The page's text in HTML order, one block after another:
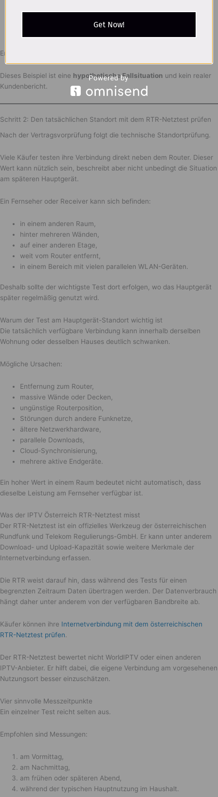
ob ein Gerätewechsel erlaubt ist,
ob Zusatzkosten entstehen,
Erst danach ist ein realistischer Planvergleich möglich.
Dieses Beispiel ist eine hypothetische Fallsituation und kein realer
Kundenbericht.
Schritt 2: Den tatsächlichen Standort mit dem RTR-Netztest prüfen
Nach der Vertragsvorprüfung folgt die technische Standortprüfung.
Viele Käufer testen ihre Verbindung direkt neben dem Router. Dieser
Wert kann nützlich sein, beschreibt aber nicht unbedingt die Situation
am späteren Hauptgerät.
Ein Fernseher oder Receiver kann sich befinden:
in einem anderen Raum,
hinter mehreren Wänden,
auf einer anderen Etage,
weit vom Router entfernt,
in einem Bereich mit vielen parallelen WLAN-Geräten.
Deshalb sollte der wichtigste Test dort erfolgen, wo das Hauptgerät
später regelmäßig genutzt wird.
Warum der Test am Hauptgerät-Standort wichtig ist
Die tatsächlich verfügbare Verbindung kann innerhalb derselben
Wohnung oder desselben Hauses deutlich schwanken.
Mögliche Ursachen:
Entfernung zum Router,
massive Wände oder Decken,
ungünstige Routerposition,
Störungen durch andere Funknetze,
ältere Netzwerkhardware,
parallele Downloads,
Cloud-Synchronisierung,
mehrere aktive Endgeräte.
Ein hoher Wert in einem Raum bedeutet nicht automatisch, dass
dieselbe Leistung am Fernseher verfügbar ist.
Was der IPTV Österreich RTR-Netztest misst
Der RTR-Netztest ist ein offizielles Werkzeug der österreichischen
Rundfunk und Telekom Regulierungs-GmbH. Er kann unter anderem
Download- und Upload-Kapazität sowie weitere Merkmale der
Internetverbindung erfassen.
Die RTR weist darauf hin, dass während des Tests für einen
begrenzten Zeitraum Daten übertragen werden. Der Datenverbrauch
hängt daher unter anderem von der verfügbaren Bandbreite ab.
Käufer können ihre Internetverbindung mit dem österreichischen
RTR-Netztest prüfen.
Der RTR-Netztest bewertet nicht WorldIPTV oder einen anderen
IPTV-Anbieter. Er hilft dabei, die eigene Verbindung am vorgesehenen
Nutzungsort besser einzuschätzen.
Vier sinnvolle Messzeitpunkte
Ein einzelner Test reicht selten aus.
Empfohlen sind Messungen:
am Vormittag,
am Nachmittag,
am frühen oder späteren Abend,
während der typischen Hauptnutzung im Haushalt.
Get Now!